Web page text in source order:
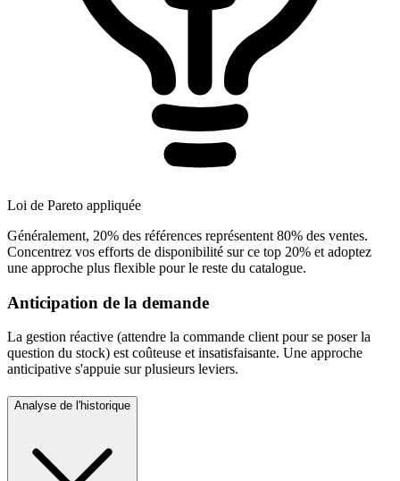
Loi de Pareto appliquée
Généralement, 20% des références représentent 80% des ventes.
Concentrez vos efforts de disponibilité sur ce top 20% et adoptez
une approche plus flexible pour le reste du catalogue.
Anticipation de la demande
La gestion réactive (attendre la commande client pour se poser la
question du stock) est coûteuse et insatisfaisante. Une approche
anticipative s'appuie sur plusieurs leviers.
Analyse de l'historique